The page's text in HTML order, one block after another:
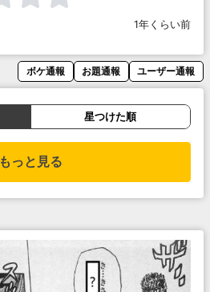
1年くらい前
ボケ通報 お題通報 ユーザー通報
星つけた順
もっと見る